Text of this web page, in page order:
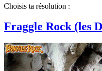
Choisis ta résolution :
Fraggle Rock (les